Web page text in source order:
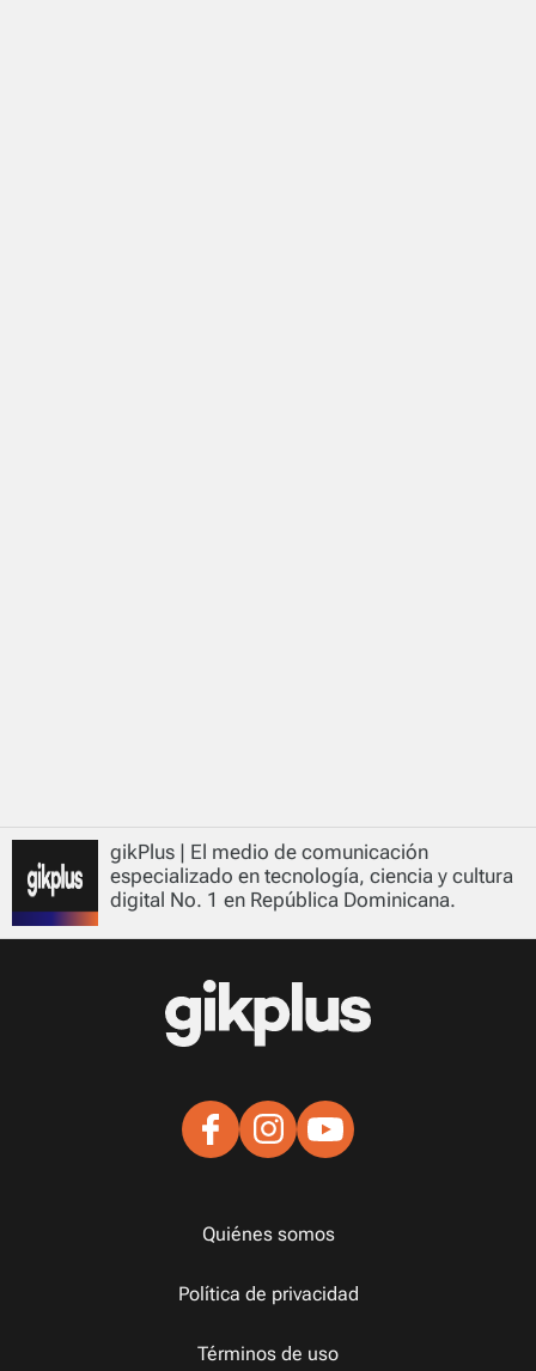
gikPlus | El medio de comunicación
especializado en tecnología, ciencia y cultura
digital No. 1 en República Dominicana.
Quiénes somos
Política de privacidad
Términos de uso